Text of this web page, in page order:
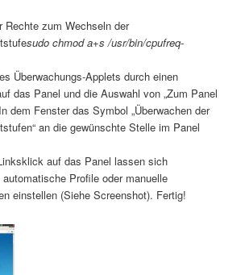
Rechte zum Wechseln der
sudo chmod a+s /usr/bin/cpufreq-
Überwachungs-Applets durch einen
das Panel und die Auswahl von „Zum Panel
dem Fenster das Symbol „Überwachen der
an die gewünschte Stelle im Panel
auf das Panel lassen sich
Profile oder manuelle
einstellen (Siehe Screenshot). Fertig!